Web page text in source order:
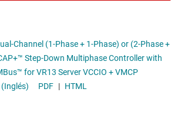
+ 1-Phase) or (2-Phase +
Step-Down Multiphase Controller with
for VR13 Server VCCIO + VMCP
(Inglés) PDF | HTML